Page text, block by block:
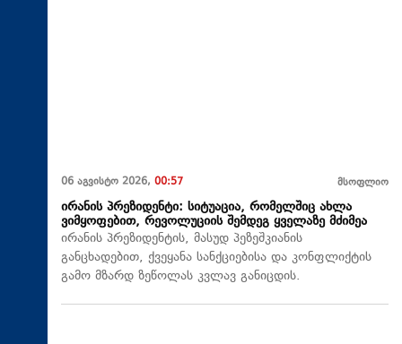
06 აგვისტო 2026, 00:57 მსოფლიო
ირანის პრეზიდენტი: სიტუაცია, რომელშიც ახლა
ვიმყოფებით, რევოლუციის შემდეგ ყველაზე მძიმეა
ირანის პრეზიდენტის, მასუდ პეზეშკიანის
განცხადებით, ქვეყანა სანქციებისა და კონფლიქტის
გამო მზარდ ზეწოლას კვლავ განიცდის.